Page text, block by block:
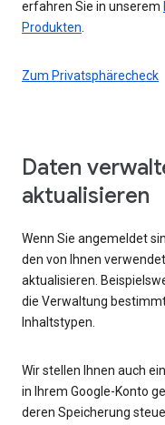
erfahren Sie in unserem
Produkten
Zum Privatsphärecheck
Daten
aktualisieren
Wenn Sie angemeldet
den von Ihnen
aktualisieren.
die Verwaltung
Inhaltstypen.
Wir stellen Ihnen auch
in Ihrem Google-Konto
deren Speicherung